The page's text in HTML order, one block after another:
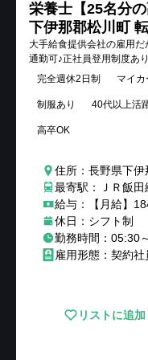
栄養士【25名分
下伊那郡松川町
大手給食提供会社の雇用
通勤可♪正社員登用制度あ
完全週休2日制
マイ
制服あり 40代以上活
高卒OK
住所：長野県下伊
最寄駅：ＪＲ飯田
給与：【月給】
休日：シフト制
勤務時間：05:30
雇用形態：契約社
リストに追加